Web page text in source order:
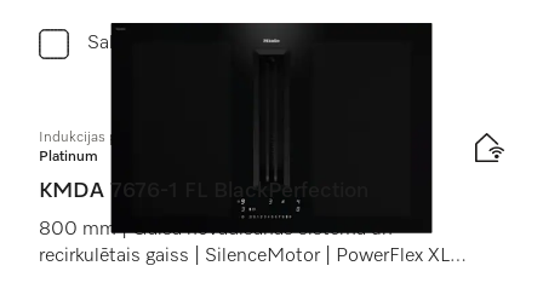
Salīdzini
Indukcijas plīts virsma ar integrētu tvaika nosūkšanu
Platinum
KMDA 7676-1 FL BlackPerfection
800 mm | Gaisa novadīšanas sistēma un
recirkulētais gaiss | SilenceMotor | PowerFlex XL